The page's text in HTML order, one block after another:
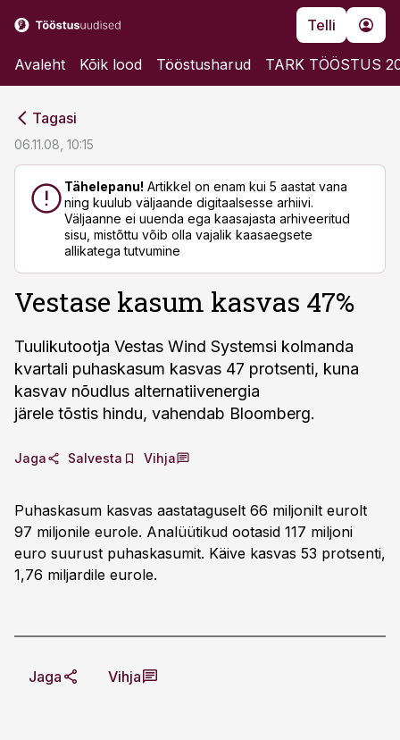
Telli
Avaleht Kõik lood Tööstusharud TARK TÖÖSTUS
Tagasi
06.11.08, 10:15
Tähelepanu! Artikkel on enam kui 5 aastat vana
ning kuulub väljaande digitaalsesse arhiivi.
Väljaanne ei uuenda ega kaasajasta arhiveeritud
sisu, mistõttu võib olla vajalik kaasaegsete
allikatega tutvumine
Vestase kasum kasvas 47%
Tuulikutootja Vestas Wind Systemsi kolmanda
kvartali puhaskasum kasvas 47 protsenti, kuna
kasvav nõudlus alternatiivenergia
järele tõstis hindu, vahendab Bloomberg.
Jaga Salvesta Vihja
Puhaskasum kasvas aastataguselt 66 miljonilt eurolt
97 miljonile eurole. Analüütikud ootasid 117 miljoni
euro suurust puhaskasumit. Käive kasvas 53 protsenti,
1,76 miljardile eurole.
Jaga Vihja